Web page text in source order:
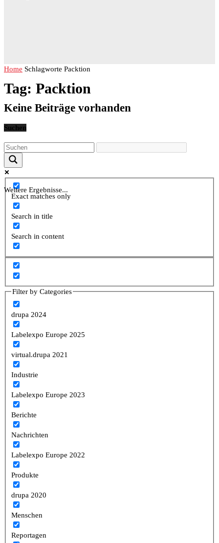
Home Schlagworte Packtion
Tag: Packtion
Keine Beiträge vorhanden
Suchen
Weitere Ergebnisse...
Exact matches only
Search in title
Search in content
Filter by Categories
drupa 2024
Labelexpo Europe 2025
virtual.drupa 2021
Industrie
Labelexpo Europe 2023
Berichte
Nachrichten
Labelexpo Europe 2022
Produkte
drupa 2020
Menschen
Reportagen